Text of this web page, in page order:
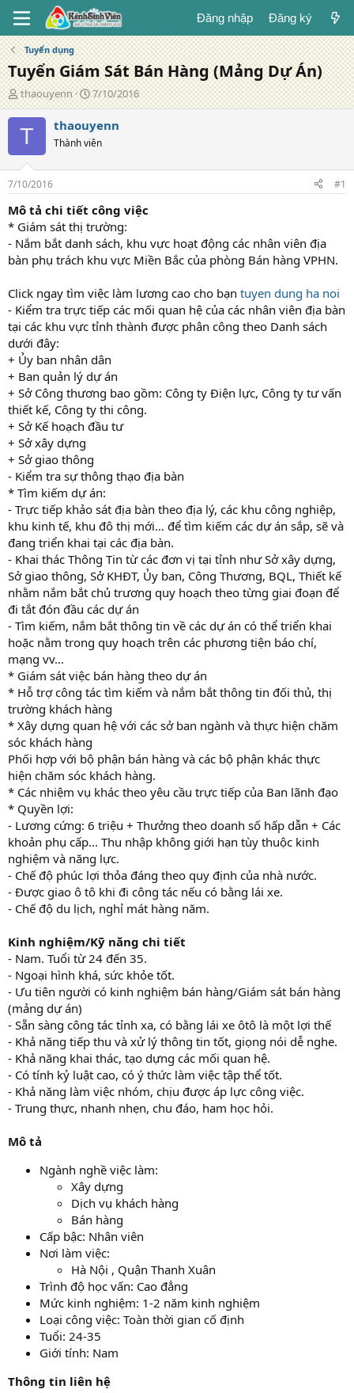
Đăng nhập Đăng ký
Tuyển dụng
Tuyển Giám Sát Bán Hàng (Mảng Dự Án)
T
á
c
g
ả
thaouyenn
N
g
à
y
đ
g
7/10/2016
T thaouyenn
Thành viên
7/10/2016 #1
Mô tả chi tiết công việc
* Giám sát thị trường:
- Nắm bắt danh sách, khu vực hoạt động các nhân viên địa
bàn phụ trách khu vực Miền Bắc của phòng Bán hàng VPHN.
Click ngay tìm việc làm lương cao cho bạn tuyen dung ha noi
- Kiểm tra trực tiếp các mối quan hệ của các nhân viên địa bàn
tại các khu vực tỉnh thành được phân công theo Danh sách
dưới đây:
+ Ủy ban nhân dân
+ Ban quản lý dự án
+ Sở Công thương bao gồm: Công ty Điện lực, Công ty tư vấn
thiết kế, Công ty thi công.
+ Sở Kế hoạch đầu tư
+ Sở xây dựng
+ Sở giao thông
- Kiểm tra sự thông thạo địa bàn
* Tìm kiếm dự án:
- Trực tiếp khảo sát địa bàn theo địa lý, các khu công nghiệp,
khu kinh tế, khu đô thị mới… để tìm kiếm các dự án sắp, sẽ và
đang triển khai tại các địa bàn.
- Khai thác Thông Tin từ các đơn vị tại tỉnh như Sở xây dựng,
Sở giao thông, Sở KHĐT, Ủy ban, Công Thương, BQL, Thiết kế
nhằm nắm bắt chủ trương quy hoạch theo từng giai đoạn để
đi tắt đón đầu các dự án
- Tìm kiếm, nắm bắt thông tin về các dự án có thể triển khai
hoặc nằm trong quy hoạch trên các phương tiện báo chí,
mạng vv…
* Giám sát việc bán hàng theo dự án
* Hỗ trợ công tác tìm kiếm và nắm bắt thông tin đối thủ, thị
trường khách hàng
* Xây dựng quan hệ với các sở ban ngành và thực hiện chăm
sóc khách hàng
Phối hợp với bộ phận bán hàng và các bộ phận khác thực
hiện chăm sóc khách hàng.
* Các nhiệm vụ khác theo yêu cầu trực tiếp của Ban lãnh đạo
* Quyền lợi:
- Lương cứng: 6 triệu + Thưởng theo doanh số hấp dẫn + Các
khoản phụ cấp... Thu nhập không giới hạn tùy thuộc kinh
nghiệm và năng lực.
- Chế độ phúc lợi thỏa đáng theo quy định của nhà nước.
- Được giao ô tô khi đi công tác nếu có bằng lái xe.
- Chế độ du lịch, nghỉ mát hàng năm.
Kinh nghiệm/Kỹ năng chi tiết
- Nam. Tuổi từ 24 đến 35.
- Ngoại hình khá, sức khỏe tốt.
- Ưu tiên người có kinh nghiệm bán hàng/Giám sát bán hàng
(mảng dự án)
- Sẵn sàng công tác tỉnh xa, có bằng lái xe ôtô là một lợi thế
- Khả năng tiếp thu và xử lý thông tin tốt, giọng nói dễ nghe.
- Khả năng khai thác, tạo dựng các mối quan hệ.
- Có tính kỷ luật cao, có ý thức làm việc tập thể tốt.
- Khả năng làm việc nhóm, chịu được áp lực công việc.
- Trung thực, nhanh nhẹn, chu đáo, ham học hỏi.
Mô tả
Ngành nghề việc làm:
Xây dựng
Dịch vụ khách hàng
Bán hàng
Cấp bậc: Nhân viên
Nơi làm việc:
Hà Nội , Quận Thanh Xuân
Trình độ học vấn: Cao đẳng
Mức kinh nghiệm: 1-2 năm kinh nghiệm
Loại công việc: Toàn thời gian cố định
Tuổi: 24-35
Giới tính: Nam
Thông tin liên hệ